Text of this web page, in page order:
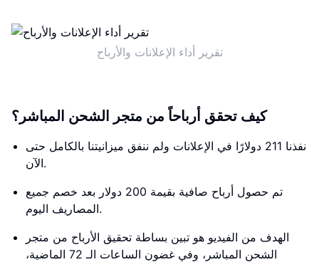
تقرير أداء الإعلانات والأرباح
كيف تحقق أرباحاً من متجر الشحن المباشر؟
نفذنا 211 دولارًا في الإعلانات ولم ننفق ميزانيتنا بالكامل حتى
الآن.
تم حصول أرباح صافية بقيمة 200 دولار بعد خصم جميع
المصاريف اليوم.
الهدف من الفيديو هو تبين بساطة تحقيق الأرباح من متجر
الشحن المباشر، وفي غضون الساعات الـ 72 الماضية،